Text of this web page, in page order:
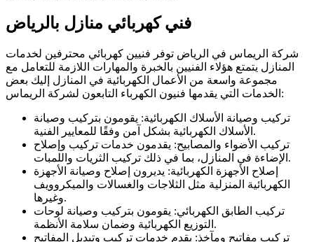
فني كهربائي منازل بالرياض
شركة الريماس في الرياض توفر فنيين كهربائي محترفين لخدمات
المنازل يتمتع هؤلاء الفنيين بالخبرة والمهارات اللازمة للتعامل مع
مجموعة واسعة من الأعمال الكهربائية في المنازل إليك بعض
الخدمات التي يقدمها فنيون الكهرباء التابعون لشركة الريماس:
تركيب وصيانة الأسلاك الكهربائية: يقومون بتركيب وصيانة
الأسلاك الكهربائية بشكل آمن وفقًا للمعايير الفنية.
تركيب الأضواء والمصابيح: يقدمون خدمات تركيب وإصلاح
الإضاءة في المنازل، بما في ذلك تركيب الثريات واللمبات.
إصلاح الأجهزة الكهربائية: يديرون إصلاح وصيانة الأجهزة
الكهربائية المنزلية مثل الثلاجات والغسالات والميكروويف
وغيرها.
تركيب الطابق الكهربائي: يقومون بتركيب وصيانة لوحات
التوزيع الكهربائية وضمان سلامة الأنظمة.
تركيب مفاتيح ومآخذ: يقدم خدمات تركيب وتبديل المفاتيح